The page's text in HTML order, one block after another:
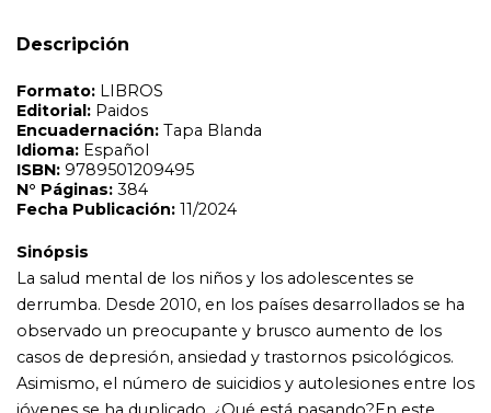
Descripción
casos de depresión, ansiedad y trastornos psicológicos.
jóvenes se ha duplicado. ¿Qué está pasando?En este
libro, el reputado psicólogo social Jonathan Haidt aborda
la emergencia de salud mental que afecta a una
generación que ha crecido indefensa en el implacable
universo online. Se trata de una juventud que se ha criado
en un contexto de adicción a las redes sociales y a los
para gestionar su identidad correctamente. La
generación ansiosa ofrece soluciones a través de cuatro
reformas que proporcionarían una infancia más sana en
la era digital: ' Nada de smartphones antes de los 14 años'
Nada de redes sociales antes de los 16 años' Nada de
teléfonos móviles en los colegios' Más independencia,
juego libre y responsabilidad en el mundo real Éste es un
libro sobre cómo recuperar la vida humana. Y será mejor